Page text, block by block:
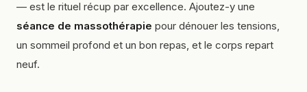
— est le rituel récup par excellence. Ajoutez-y une
séance de massothérapie pour dénouer les tensions,
un sommeil profond et un bon repas, et le corps repart
neuf.